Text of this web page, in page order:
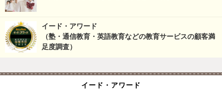
イード・アワード
（塾・通信教育・英語教育などの教育サービスの顧客満
足度調査）
イード・アワード